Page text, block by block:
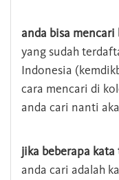
anda bisa mencari
yang sudah
Indonesia
cara mencari di
anda cari nanti
jika beberapa
anda cari adalah